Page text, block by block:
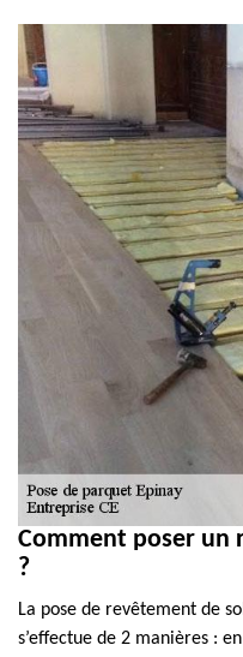
Comment poser un
?
La pose de revêtement de
s’effectue de 2 manières :